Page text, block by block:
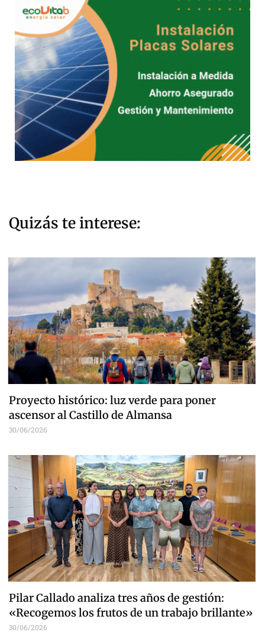
Quizás te interese:
Proyecto histórico: luz verde para poner
ascensor al Castillo de Almansa
30/06/2026
Pilar Callado analiza tres años de gestión:
«Recogemos los frutos de un trabajo brillante»
30/06/2026